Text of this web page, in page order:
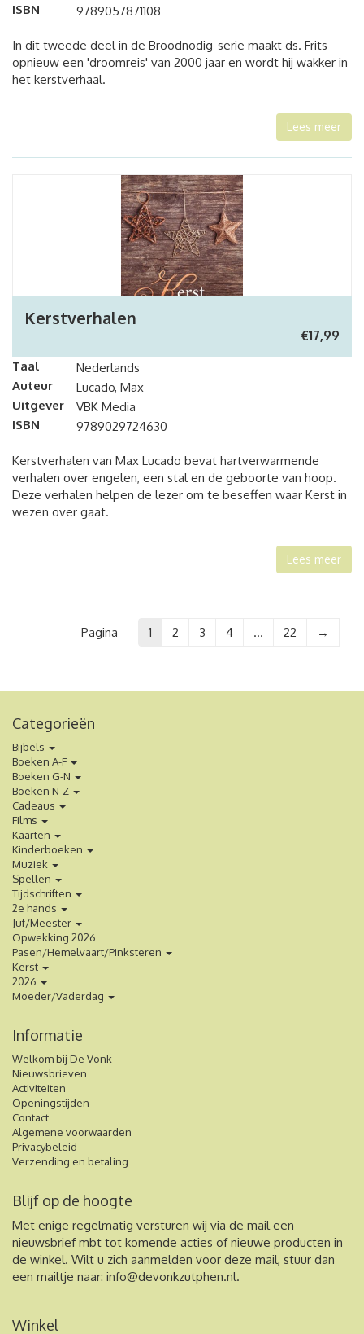
ISBN
9789057871108
In dit tweede deel in de Broodnodig-serie maakt ds. Frits
opnieuw een 'droomreis' van 2000 jaar en wordt hij wakker in
het kerstverhaal.
Lees meer
Kerstverhalen
€17,99
Taal
Nederlands
Auteur
Lucado, Max
Uitgever
VBK Media
ISBN
9789029724630
Kerstverhalen van Max Lucado bevat hartverwarmende
verhalen over engelen, een stal en de geboorte van hoop.
Deze verhalen helpen de lezer om te beseffen waar Kerst in
wezen over gaat.
Lees meer
Pagina 1 2 3 4 … 22 →
Categorieën
Bijbels
Boeken A-F
Boeken G-N
Boeken N-Z
Cadeaus
Films
Kaarten
Kinderboeken
Muziek
Spellen
Tijdschriften
2e hands
Juf/Meester
Opwekking 2026
Pasen/Hemelvaart/Pinksteren
Kerst
2026
Moeder/Vaderdag
Informatie
Welkom bij De Vonk
Nieuwsbrieven
Activiteiten
Openingstijden
Contact
Algemene voorwaarden
Privacybeleid
Verzending en betaling
Blijf op de hoogte
Met enige regelmatig versturen wij via de mail een
nieuwsbrief mbt tot komende acties of nieuwe producten in
de winkel. Wilt u zich aanmelden voor deze mail, stuur dan
een mailtje naar: info@devonkzutphen.nl.
Winkel